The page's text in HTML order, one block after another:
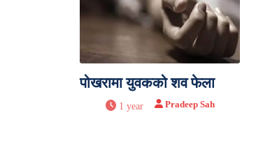
पोखरामा युवकको शव फेला
1 year Pradeep Sah